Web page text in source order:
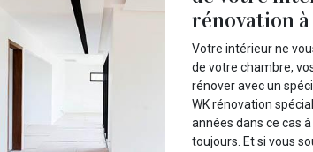
rénovation à
Votre intérieur ne
de votre chambre,
rénover avec un
WK rénovation
années dans ce cas
toujours. Et si vous